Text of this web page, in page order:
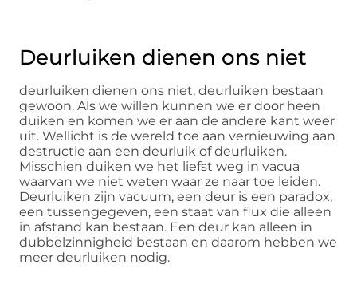
Deurluiken dienen ons niet
deurluiken dienen ons niet, deurluiken bestaan
gewoon. Als we willen kunnen we er door heen
duiken en komen we er aan de andere kant weer
uit. Wellicht is de wereld toe aan vernieuwing aan
destructie aan een deurluik of deurluiken.
Misschien duiken we het liefst weg in vacua
waarvan we niet weten waar ze naar toe leiden.
Deurluiken zijn vacuum, een deur is een paradox,
een tussengegeven, een staat van flux die alleen
in afstand kan bestaan. Een deur kan alleen in
dubbelzinnigheid bestaan en daarom hebben we
meer deurluiken nodig.